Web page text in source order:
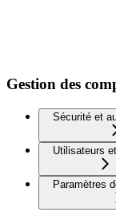
Gestion des
Sécurité et
Utilisateurs
Paramètres